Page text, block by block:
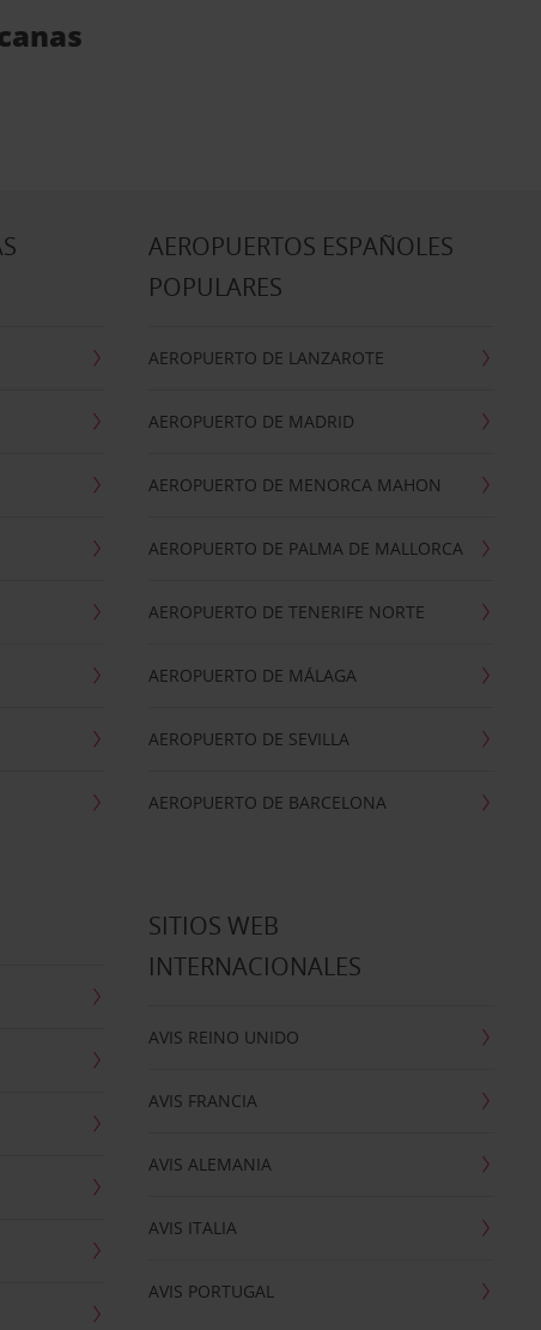
AEROPUERTOS ESPAÑOLES
POPULARES
AEROPUERTO DE LANZAROTE
AEROPUERTO DE MADRID
AEROPUERTO DE MENORCA MAHON
AEROPUERTO DE PALMA DE MALLORCA
AEROPUERTO DE TENERIFE NORTE
AEROPUERTO DE MÁLAGA
AEROPUERTO DE SEVILLA
AEROPUERTO DE BARCELONA
SITIOS WEB
INTERNACIONALES
AVIS REINO UNIDO
AVIS FRANCIA
AVIS ALEMANIA
AVIS ITALIA
AVIS PORTUGAL